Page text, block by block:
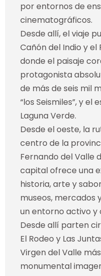
por entornos de
cinematográficos.
Desde allí, el viaje
Cañón del Indio y el
donde el paisaje
protagonista
de más de seis mil
“los Seismiles”, y el
Laguna Verde.
Desde el oeste, la
centro de la
Fernando del Valle
capital ofrece una
historia, arte y
museos, mercados
un entorno activo
Desde allí parten
El Rodeo y Las
Virgen del Valle
monumental